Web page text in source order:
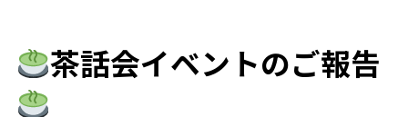
茶話会イベントのご報告